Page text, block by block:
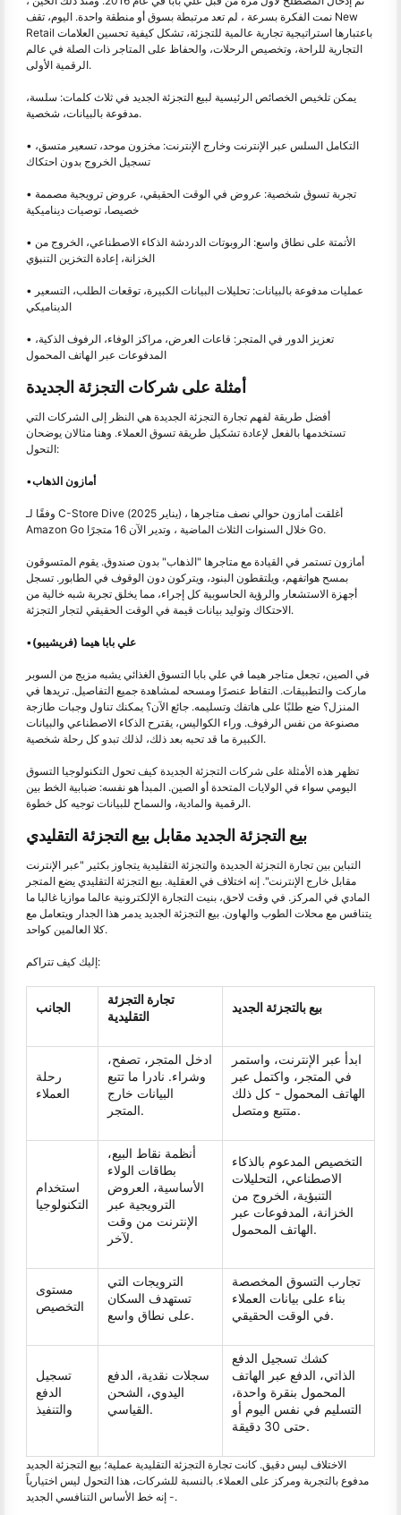
نمت الفكرة بسرعة ، لم تعد مرتبطة بسوق أو منطقة واحدة. اليوم، تقف New
Retail باعتبارها استراتيجية تجارية عالمية للتجزئة، تشكل كيفية تحسين العلامات
التجارية للراحة، وتخصيص الرحلات، والحفاظ على المتاجر ذات الصلة في عالم
الرقمية الأولى.
يمكن تلخيص الخصائص الرئيسية لبيع التجزئة الجديد في ثلاث كلمات: سلسة،
مدفوعة بالبيانات، شخصية.
• التكامل السلس عبر الإنترنت وخارج الإنترنت: مخزون موحد، تسعير متسق،
تسجيل الخروج بدون احتكاك
• تجربة تسوق شخصية: عروض في الوقت الحقيقي، عروض ترويجية مصممة
خصيصا، توصيات ديناميكية
• الأتمتة على نطاق واسع: الروبوتات الدردشة الذكاء الاصطناعي، الخروج من
الخزانة، إعادة التخزين التنبؤي
• عمليات مدفوعة بالبيانات: تحليلات البيانات الكبيرة، توقعات الطلب، التسعير
الديناميكي
• تعزيز الدور في المتجر: قاعات العرض، مراكز الوفاء، الرفوف الذكية،
المدفوعات عبر الهاتف المحمول
أمثلة على شركات التجزئة الجديدة
أفضل طريقة لفهم تجارة التجزئة الجديدة هي النظر إلى الشركات التي
تستخدمها بالفعل لإعادة تشكيل طريقة تسوق العملاء. وهنا مثالان يوضحان
التحول:
•أمازون الذهاب
وفقًا لـ C-Store Dive (يناير 2025) ، أغلقت أمازون حوالي نصف متاجرها
Amazon Go خلال السنوات الثلاث الماضية ، وتدير الآن 16 متجرًا Go.
أمازون تستمر في القيادة مع متاجرها "الذهاب" بدون صندوق. يقوم المتسوقون
بمسح هواتفهم، ويلتقطون البنود، ويتركون دون الوقوف في الطابور. تسجل
أجهزة الاستشعار والرؤية الحاسوبية كل إجراء، مما يخلق تجربة شبه خالية من
الاحتكاك وتوليد بيانات قيمة في الوقت الحقيقي لتجار التجزئة.
•علي بابا هيما (فريشيبو)
في الصين، تجعل متاجر هيما في علي بابا التسوق الغذائي يشبه مزيج من السوبر
ماركت والتطبيقات. التقاط عنصرًا ومسحه لمشاهدة جميع التفاصيل. تريدها في
المنزل؟ ضع طلبًا على هاتفك وتسليمه. جائع الآن؟ يمكنك تناول وجبات طازجة
مصنوعة من نفس الرفوف. وراء الكواليس، يقترح الذكاء الاصطناعي والبيانات
الكبيرة ما قد تحبه بعد ذلك، لذلك تبدو كل رحلة شخصية.
تظهر هذه الأمثلة على شركات التجزئة الجديدة كيف تحول التكنولوجيا التسوق
اليومي سواء في الولايات المتحدة أو الصين. المبدأ هو نفسه: ضبابية الخط بين
الرقمية والمادية، والسماح للبيانات توجيه كل خطوة.
بيع التجزئة الجديد مقابل بيع التجزئة التقليدي
التباين بين تجارة التجزئة الجديدة والتجزئة التقليدية يتجاوز بكثير "عبر الإنترنت
مقابل خارج الإنترنت". إنه اختلاف في العقلية. بيع التجزئة التقليدي يضع المتجر
المادي في المركز. في وقت لاحق، بنيت التجارة الإلكترونية عالما موازيا غالبا ما
يتنافس مع محلات الطوب والهاون. بيع التجزئة الجديد يدمر هذا الجدار ويتعامل مع
كلا العالمين كواحد.
إليك كيف تتراكم:
الجانب
تجارة التجزئة
التقليدية
بيع بالتجزئة الجديد
رحلة
العملاء
ادخل المتجر، تصفح،
وشراء. نادرا ما تتبع
البيانات خارج
المتجر.
ابدأ عبر الإنترنت، واستمر
في المتجر، واكتمل عبر
الهاتف المحمول - كل ذلك
متتبع ومتصل.
استخدام
التكنولوجيا
أنظمة نقاط البيع،
بطاقات الولاء
الأساسية، العروض
الترويجية عبر
الإنترنت من وقت
لآخر.
التخصيص المدعوم بالذكاء
الاصطناعي، التحليلات
التنبؤية، الخروج من
الخزانة، المدفوعات عبر
الهاتف المحمول.
مستوى
التخصيص
الترويجات التي
تستهدف السكان
على نطاق واسع.
تجارب التسوق المخصصة
بناء على بيانات العملاء
في الوقت الحقيقي.
تسجيل
الدفع
والتنفيذ
سجلات نقدية، الدفع
اليدوي، الشحن
القياسي.
كشك تسجيل الدفع
الذاتي، الدفع عبر الهاتف
المحمول بنقرة واحدة،
التسليم في نفس اليوم أو
حتى 30 دقيقة.
الاختلاف ليس دقيق. كانت تجارة التجزئة التقليدية عملية؛ بيع التجزئة الجديد
مدفوع بالتجربة ومركز على العملاء. بالنسبة للشركات، هذا التحول ليس اختيارياً
- إنه خط الأساس التنافسي الجديد.